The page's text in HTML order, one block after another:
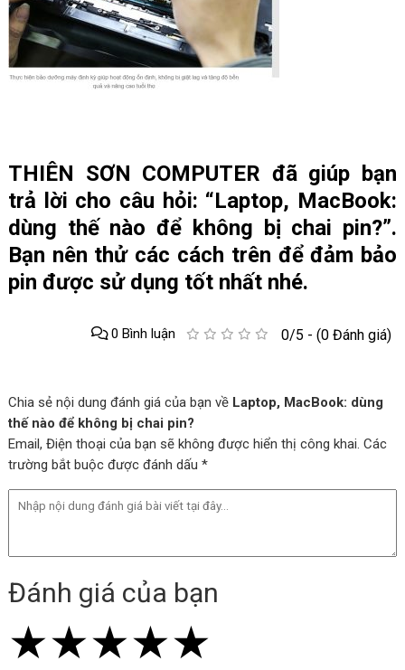
THIÊN SƠN COMPUTER đã giúp bạn
trả lời cho câu hỏi: “Laptop, MacBook:
dùng thế nào để không bị chai pin?”.
Bạn nên thử các cách trên để đảm bảo
pin được sử dụng tốt nhất nhé.
0/5 - (0 Đánh giá)
0 Bình luận
Chia sẻ nội dung đánh giá của bạn về Laptop, MacBook: dùng
thế nào để không bị chai pin?
Email, Điện thoại của bạn sẽ không được hiển thị công khai. Các
trường bắt buộc được đánh dấu *
Đánh giá của bạn
★
★★
★★★
★★★★
★★★★★